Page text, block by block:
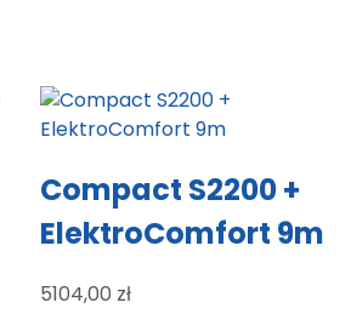
Compact S2200 +
ElektroComfort 9m
5104,00 zł